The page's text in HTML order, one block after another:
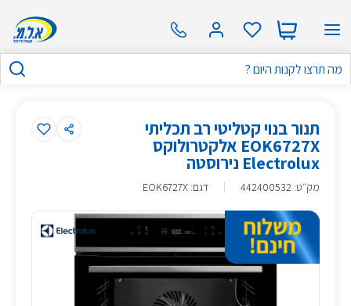
תנור בנוי קטליטי רב תכליתי
EOK6727X אלקטרולוקס
Electrolux נירוסטה
מק״ט:
442400532 דגם: EOK6727X